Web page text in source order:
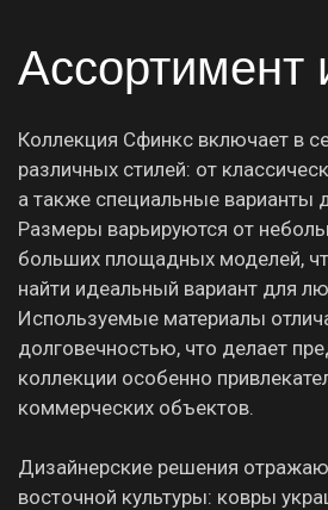
Ассортимент
Коллекция Сфинкс включает в
различных стилей: от
а также специальные варианты
Размеры варьируются от
больших площадных моделей,
найти идеальный вариант для
Используемые материалы
долговечностью, что делает
коллекции особенно
коммерческих объектов.
Дизайнерские решения
восточной культуры: ковры